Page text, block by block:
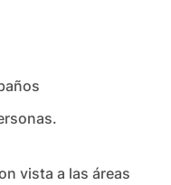
vista a las áreas